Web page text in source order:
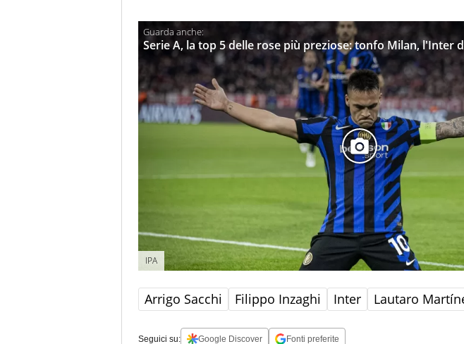
Serie A, la top 5 delle rose più preziose: tonfo Milan, l'Inter
IPA
Arrigo Sacchi Filippo Inzaghi Inter Lautaro
Seguici su: Google Discover Fonti preferite